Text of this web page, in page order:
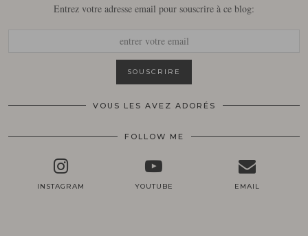
Entrez votre adresse email pour souscrire à ce blog:
VOUS LES AVEZ ADORÉS
FOLLOW ME
INSTAGRAM YOUTUBE EMAIL